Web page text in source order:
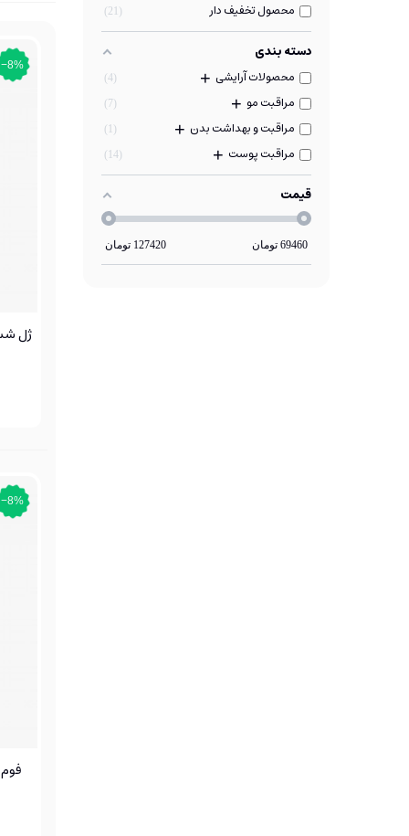
محصول تخفیف دار 21
دسته بندی
محصولات آرایشی +
4
مراقبت مو +
7
مراقبت و بهداشت بدن +
مراقبت پوست +
14
قیمت
69460 تومان 127420 تومان
‎−8%
ژل
‎−8%